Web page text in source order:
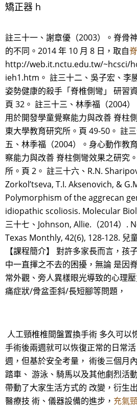
矯正器 h
註三十一、謝章優（2003）。脊骨
的不同。2014 年 10 月 8 日，取自
http://web.it.nctu.edu.tw/~hcsci/
ieh1.htm。 註三十二、吳子宏、李
姿勢健康的殺手「脊椎側彎」 研習
頁 32。 註三十三、林季福（2004
用於開發學童覺察能力與改善 脊柱
東大學教育研究所。頁 49-50。 註
五、林季福（2004）。身心動作教
察能力與改善 脊柱側彎效果之研究
所。頁 2。 註三十六、R.N.
Zorkol’tseva, T.I. Aksenovich, &
Polymorphism of the aggrecan
idiopathic scoliosis. Molecular
三十七、Johnson, Allie.（2014）.
Texas Monthly, 42(6), 128-128. 兒
【課程簡介】 對許多家長而言，孩
中一直揮之不去的困擾，無論 是因
常外觀、旁人異樣眼光導致的心理
痛症狀/骨盆歪斜/長短腳等問題，
人工頸椎椎間盤置換手術 多久可以
手術後兩週就可以恢復正常的日常
週，但基於安全考量， 術後三個月
踏車、 游泳、騎馬以及其他劇烈活
帶動了大家生活方式的 改變，衍生
醫療技 術、儀器設備的進步， 充氣